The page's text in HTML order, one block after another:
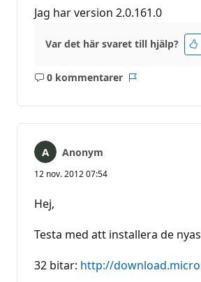
Jag har version 2.0.161.0
Var det här svaret till hjälp?
0 kommentarer
Inga
Anonym
12 nov. 2012 07:54
Hej,
Testa med att installera de
32 bitar: http://